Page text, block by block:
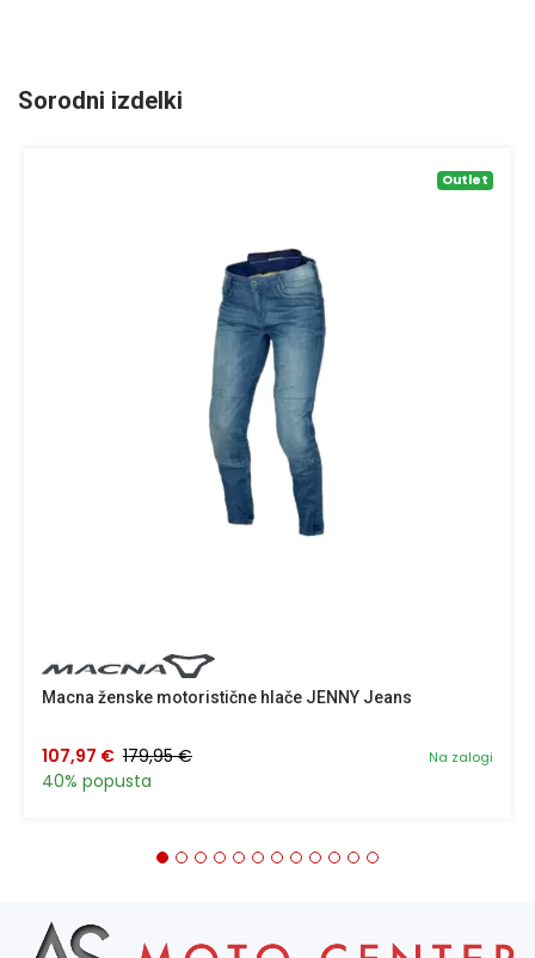
Sorodni izdelki
Outlet
Macna ženske motoristične hlače JENNY Jeans
Na zalogi
107,97 € 179,95 €
40% popusta